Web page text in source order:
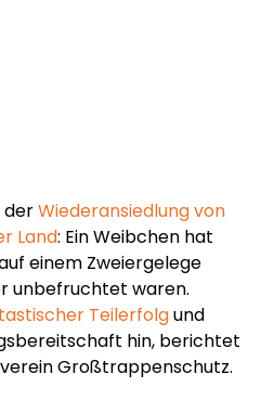
derWiederansiedlung von
Land: Ein Weibchen hat
einem Zweiergelege
unbefruchtet waren.
Teilerfolgund
hin, berichtet
Großtrappenschutz.